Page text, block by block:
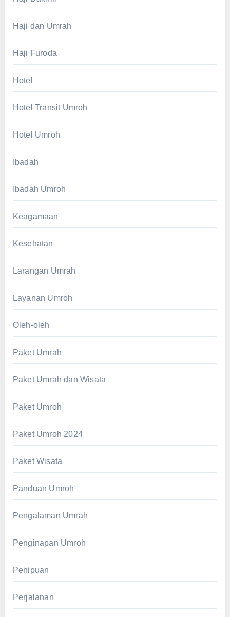
Haji dan Umrah
Haji Furoda
Hotel
Hotel Transit Umroh
Hotel Umroh
Ibadah
Ibadah Umroh
Keagamaan
Kesehatan
Larangan Umrah
Layanan Umroh
Oleh-oleh
Paket Umrah
Paket Umrah dan Wisata
Paket Umroh
Paket Umroh 2024
Paket Wisata
Panduan Umroh
Pengalaman Umrah
Penginapan Umroh
Penipuan
Perjalanan